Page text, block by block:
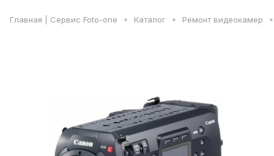
Главная | Сервис Foto-one Каталог Ремонт видеокамер